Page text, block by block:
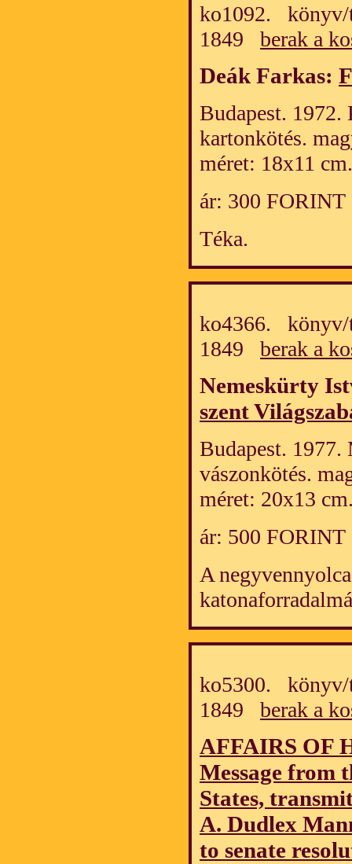
ko1092. könyv/
1849 berak a
Deák Farkas:
Budapest.
kartonkötés.
méret: 18x11 cm.
ár: 300 FORINT
Téka.
ko4366. könyv/
1849 berak a
Nemeskürty
szent
Budapest. 1977.
vászonkötés.
méret: 20x13
ár: 500 FORINT
A
ko5300. könyv/
1849 berak a
AFFAIRS OF
Message from
States,
A. Dudlex
to senate